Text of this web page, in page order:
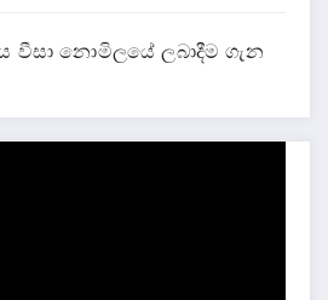
වීසා නොමිලයේ ලබාදීම ගැන